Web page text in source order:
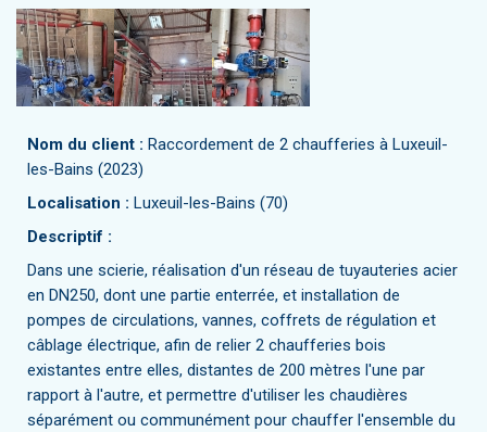
Nom du client : Raccordement de 2 chaufferies à Luxeuil-
les-Bains (2023)
Localisation : Luxeuil-les-Bains (70)
Descriptif :
Dans une scierie, réalisation d'un réseau de tuyauteries acier
en DN250, dont une partie enterrée, et installation de
pompes de circulations, vannes, coffrets de régulation et
câblage électrique, afin de relier 2 chaufferies bois
existantes entre elles, distantes de 200 mètres l'une par
rapport à l'autre, et permettre d'utiliser les chaudières
séparément ou communément pour chauffer l'ensemble du